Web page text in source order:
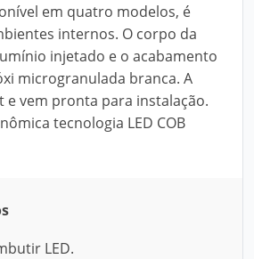
em quatro modelos, é
internos. O corpo da
injetado e o acabamento
microgranulada branca. A
e vem pronta para instalação.
tecnologia LED COB
LED.